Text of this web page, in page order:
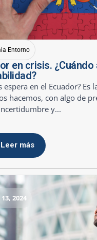
Entorno
en crisis.
espera en el Ecuador? Es
hacemos, con algo de
y...
Leer más
2024